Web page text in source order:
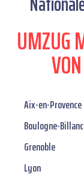
UMZUG
Aix-en-Provence
Boulogne-
Grenoble
Lyon